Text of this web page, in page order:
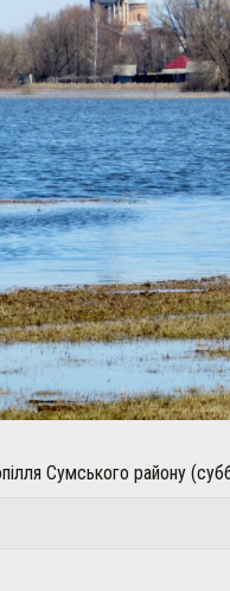
Сумського району